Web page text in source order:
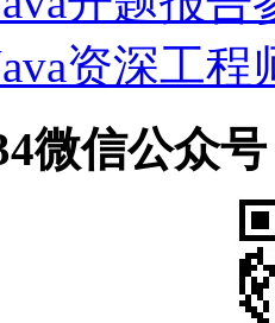
资深工
微信公众号